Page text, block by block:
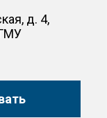
д. 4,